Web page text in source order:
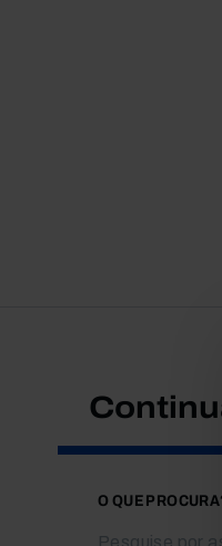
O QUE